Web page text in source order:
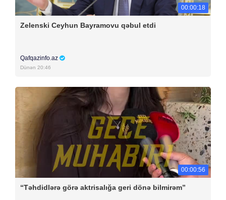
00:00:18
Zelenski Ceyhun Bayramovu qəbul etdi
Qafqazinfo.az
Dünən 20:46
00:00:56
“Təhdidlərə görə aktrisalığa geri dönə bilmirəm”